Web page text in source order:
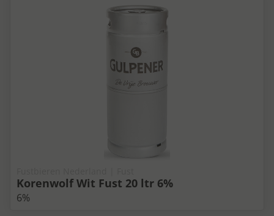
Korenwolf Wit Fust 20 ltr 6%
6%